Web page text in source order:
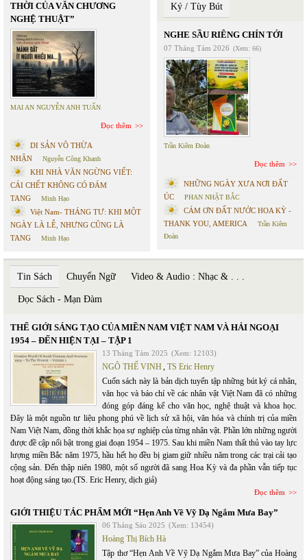
THỜI CỦA VĂN CHƯƠNG
NGHỆ THUẬT”
MAI AN NGUYỄN ANH TUẤN
Đọc thêm
DI SẢN VÔ THỪA
NHẬN
Nguyễn Công Khanh
KHI NHÀ VĂN NGỪNG VIẾT:
CÁI CHẾT KHÔNG CÓ ĐÁM
TANG
Minh Hạo
Việt Nam- THÁNG TƯ: KHI MỘT
NGÀY LÀ LỄ, NHƯNG CŨNG LÀ
TANG
Minh Hạo
Ký / Tùy Bút
NGHE SẦU RIÊNG CHÍN TỚI
07 Tháng Tám 2026 (Xem: 66)
Trần Kiêm Đoàn
Đọc thêm
NHỮNG NGÀY XƯA NƠI ĐẤT
ÚC
PHAN NHẬT BẮC
CÁM ƠN ĐẤT NƯỚC HOA KỲ -
THANK YOU, AMERICA
Trần Kiêm
Đoàn
Tin Sách Chuyển Ngữ Video & Audio : Nhạc & . . .
Đọc Sách - Mạn Đàm
THẾ GIỚI SÁNG TẠO CỦA MIỀN NAM VIỆT NAM VÀ HẢI NGOẠI
1954 – ĐẾN HIỆN TẠI – TẬP 1
13 Tháng Tám 2025 (Xem: 12103)
NGÔ THẾ VINH, TS Eric Henry
Cuốn sách này là bản dịch tuyển tập những bút ký cá nhân,
văn học và báo chí về các nhân vật Việt Nam đã có những
đóng góp đáng kể cho văn học, nghệ thuật và khoa học.
Đây là một nguồn tư liệu phong phú về lịch sử xã hội, văn hóa và chính trị của miền
Nam Việt Nam, đồng thời khắc họa sự nghiệp của từng nhân vật. Phần lớn những người
được đề cập nổi bật trong giai đoạn 1954 – 1975. Sau khi miền Nam thất thủ vào tay lực
lượng miền Bắc năm 1975, hầu hết họ đều bị giam giữ nhiều năm trong các trại cải tạo
cộng sản. Đến thập niên 1980, một số người đã sang Hoa Kỳ và đa phần vẫn tiếp tục
hoạt động sáng tạo.(TS. Eric Henry, dịch giả)
Đọc thêm
GIỚI THIỆU TÁC PHẨM MỚI “Hẹn Anh Về Vỹ Dạ Ngắm Mưa Bay”
06 Tháng Sáu 2025 (Xem: 13454)
Hoàng Thị Bích Hà
Tập thơ “Hẹn Anh Về Vỹ Dạ Ngắm Mưa Bay” của Hoàng